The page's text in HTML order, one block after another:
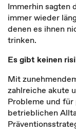
Immerhin sagten
immer wieder
denen es ihnen
trinken.
Es gibt keinen
Mit
zahlreiche akute
Probleme und
betrieblichen